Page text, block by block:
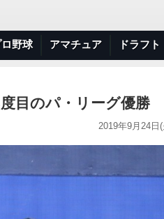
野球 アマチュア ドラフト
目のパ・リーグ優勝
2019年9月24日